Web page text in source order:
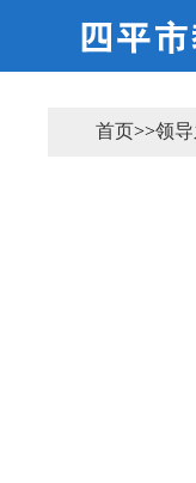
首页>>领